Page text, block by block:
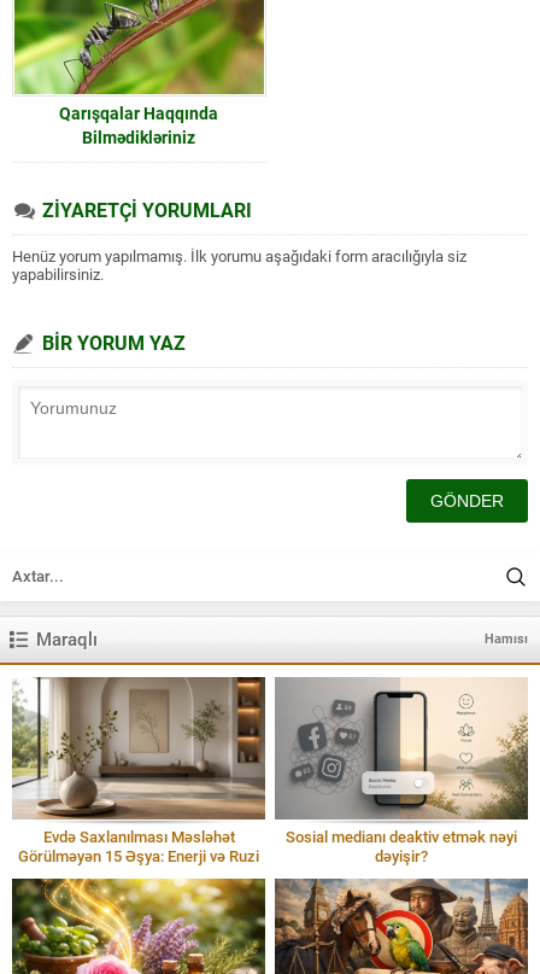
Qarışqalar Haqqında
Bilmədikləriniz
ZİYARETÇİ YORUMLARI
Henüz yorum yapılmamış. İlk yorumu aşağıdaki form aracılığıyla siz
yapabilirsiniz.
BİR YORUM YAZ
Maraqlı Hamısı
Evdə Saxlanılması Məsləhət
Görülməyən 15 Əşya: Enerji və Ruzi
Sosial medianı deaktiv etmək nəyi
dəyişir?